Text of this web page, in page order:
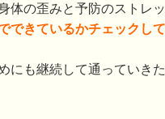
体の歪みと予防のストレ
できているかチェックし
にも継続して通っていきた